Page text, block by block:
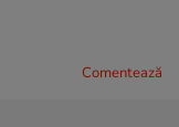
Comentează